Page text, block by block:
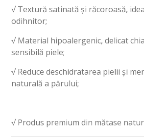
√ Textură satinată și răcoroasă,
odihnitor;
√ Material hipoalergenic, delicat
sensibilă piele;
√ Reduce deschidratarea pielii și
naturală a părului;
√ Produs premium din mătase